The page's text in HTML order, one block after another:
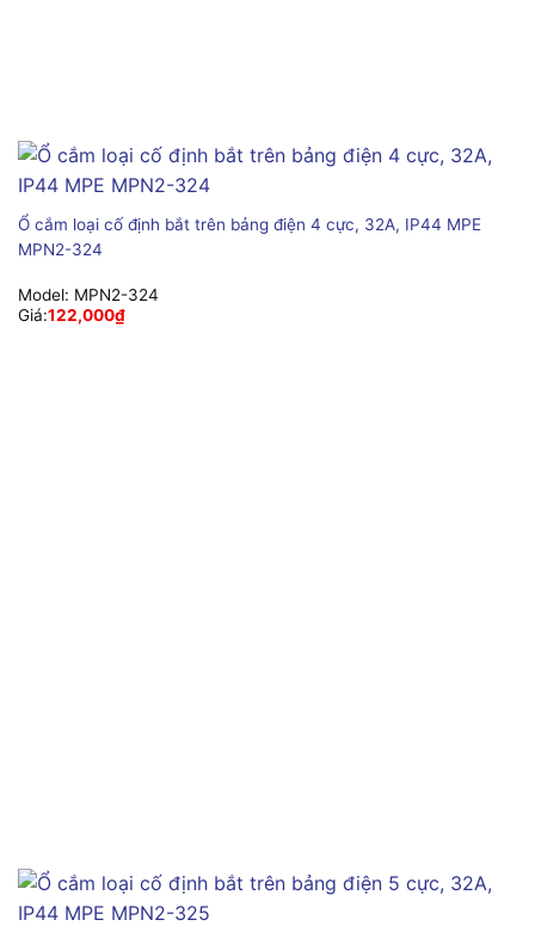
Ổ cắm loại cố định bắt trên bảng điện 4 cực, 32A, IP44 MPE
MPN2-324
Model: MPN2-324
Giá:122,000₫